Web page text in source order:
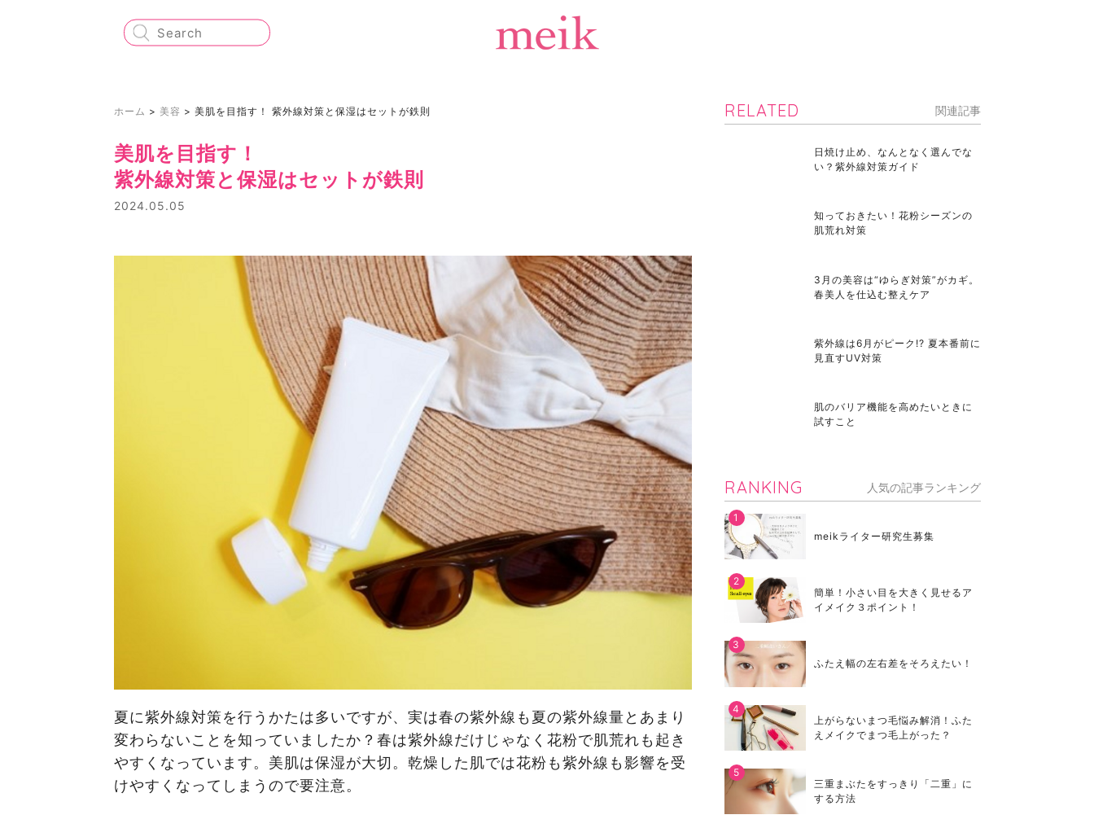
ホーム > 美容 > 美肌を目指す！ 紫外線対策と保湿はセットが鉄則
美肌を目指す！
紫外線対策と保湿はセットが鉄則
2024.05.05
夏に紫外線対策を行うかたは多いですが、実は春の紫外線も夏の紫外線量とあまり
変わらないことを知っていましたか？春は紫外線だけじゃなく花粉で肌荒れも起き
やすくなっています。美肌は保湿が大切。乾燥した肌では花粉も紫外線も影響を受
けやすくなってしまうので要注意。
RELATED 関連記事
日焼け止め、なんとなく選んでな
い？紫外線対策ガイド
知っておきたい！花粉シーズンの
肌荒れ対策
3月の美容は“ゆらぎ対策”がカギ。
春美人を仕込む整えケア
紫外線は6月がピーク!? 夏本番前に
見直すUV対策
肌のバリア機能を高めたいときに
試すこと
RANKING 人気の記事ランキング
meikライター研究生募集
簡単！小さい目を大きく見せるア
イメイク３ポイント！
ふたえ幅の左右差をそろえたい！
上がらないまつ毛悩み解消！ふた
えメイクでまつ毛上がった？
三重まぶたをすっきり「二重」に
する方法